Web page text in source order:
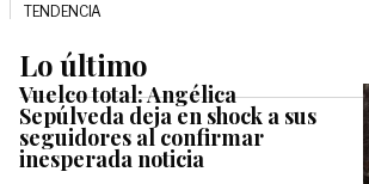
TENDENCIA
Lo último
Vuelco total: Angélica
Sepúlveda deja en shock a sus
seguidores al confirmar
inesperada noticia